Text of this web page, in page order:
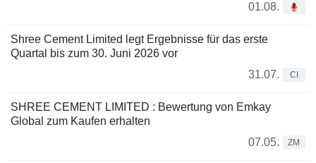
01.08.
Shree Cement Limited legt Ergebnisse für das erste
Quartal bis zum 30. Juni 2026 vor
31.07.
CI
SHREE CEMENT LIMITED : Bewertung von Emkay
Global zum Kaufen erhalten
07.05.
ZM